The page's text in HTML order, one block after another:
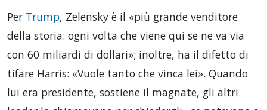
Per Trump, Zelensky è il «più grande venditore
della storia: ogni volta che viene qui se ne va via
con 60 miliardi di dollari»; inoltre, ha il difetto di
tifare Harris: «Vuole tanto che vinca lei». Quando
lui era presidente, sostiene il magnate, gli altri